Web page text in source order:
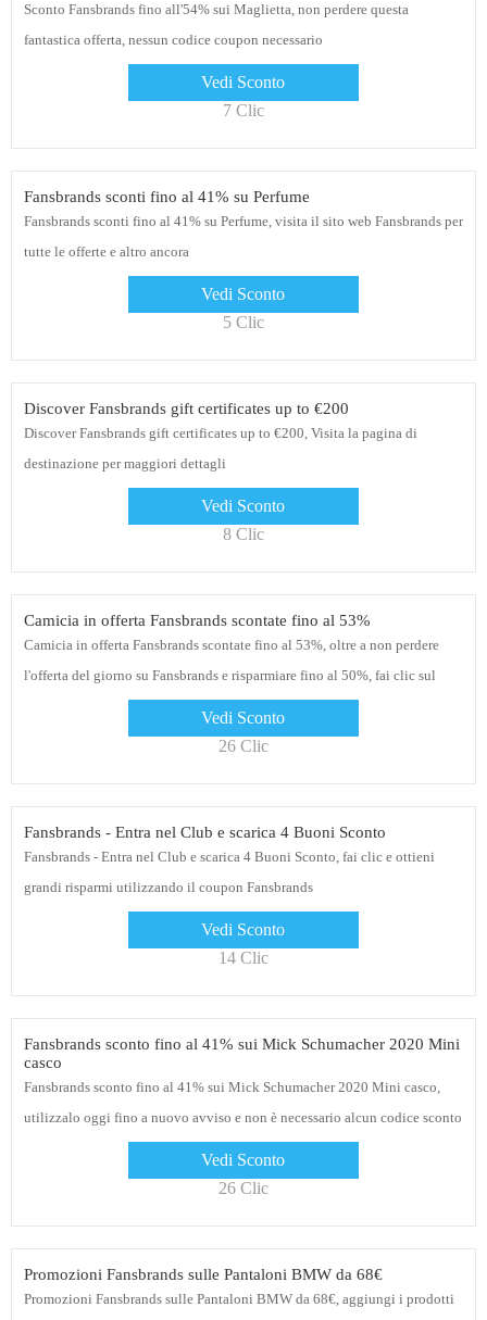
Sconto Fansbrands fino all'54% sui Maglietta, non perdere questa
fantastica offerta, nessun codice coupon necessario
Vedi Sconto
7 Clic
Fansbrands sconti fino al 41% su Perfume
Fansbrands sconti fino al 41% su Perfume, visita il sito web Fansbrands per
tutte le offerte e altro ancora
Vedi Sconto
5 Clic
Discover Fansbrands gift certificates up to €200
Discover Fansbrands gift certificates up to €200, Visita la pagina di
destinazione per maggiori dettagli
Vedi Sconto
8 Clic
Camicia in offerta Fansbrands scontate fino al 53%
Camicia in offerta Fansbrands scontate fino al 53%, oltre a non perdere
l'offerta del giorno su Fansbrands e risparmiare fino al 50%, fai clic sul
Vedi Sconto
26 Clic
Fansbrands - Entra nel Club e scarica 4 Buoni Sconto
Fansbrands - Entra nel Club e scarica 4 Buoni Sconto, fai clic e ottieni
grandi risparmi utilizzando il coupon Fansbrands
Vedi Sconto
14 Clic
Fansbrands sconto fino al 41% sui Mick Schumacher 2020 Mini
casco
Fansbrands sconto fino al 41% sui Mick Schumacher 2020 Mini casco,
utilizzalo oggi fino a nuovo avviso e non è necessario alcun codice sconto
Vedi Sconto
26 Clic
Promozioni Fansbrands sulle Pantaloni BMW da 68€
Promozioni Fansbrands sulle Pantaloni BMW da 68€, aggiungi i prodotti